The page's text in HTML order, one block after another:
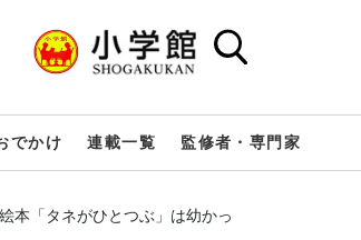
でかけ 連載一覧 監修者・専門家
本「タネがひとつぶ」は幼かっ